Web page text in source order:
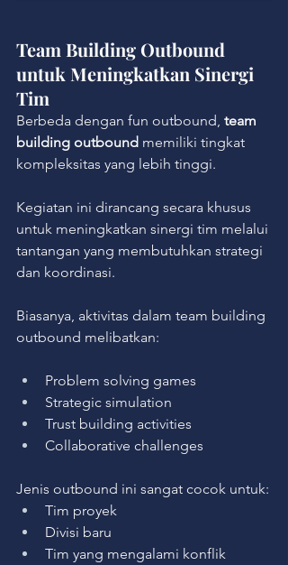
Team Building Outbound
untuk Meningkatkan Sinergi
Tim
Berbeda dengan fun outbound, team
building outbound memiliki tingkat
kompleksitas yang lebih tinggi.
Kegiatan ini dirancang secara khusus
untuk meningkatkan sinergi tim melalui
tantangan yang membutuhkan strategi
dan koordinasi.
Biasanya, aktivitas dalam team building
outbound melibatkan:
Problem solving games
Strategic simulation
Trust building activities
Collaborative challenges
Jenis outbound ini sangat cocok untuk:
Tim proyek
Divisi baru
Tim yang mengalami konflik